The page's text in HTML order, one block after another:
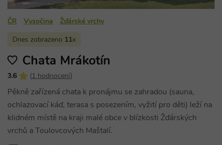
ČR Vysočina Žďárské vrchy
Dnes zobrazeno 11x
Chata Mrákotín
3.6 (1 hodnocení )
Pěkně zařízená chata k pronájmu se zahradou (sauna,
ochlazovací káď, terasa s posezením, vyžití pro děti) leží na
klidném místě na kraji malé obce v blízkosti Žďárských
vrchů a Toulovcových Maštalí.